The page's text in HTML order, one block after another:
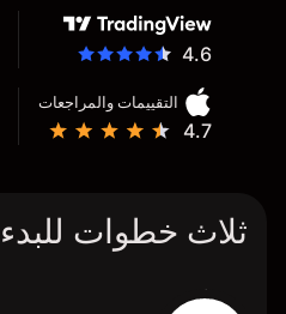
4.6
التقييمات والمراجعات
4.7
ثلاث خطوات للبدء